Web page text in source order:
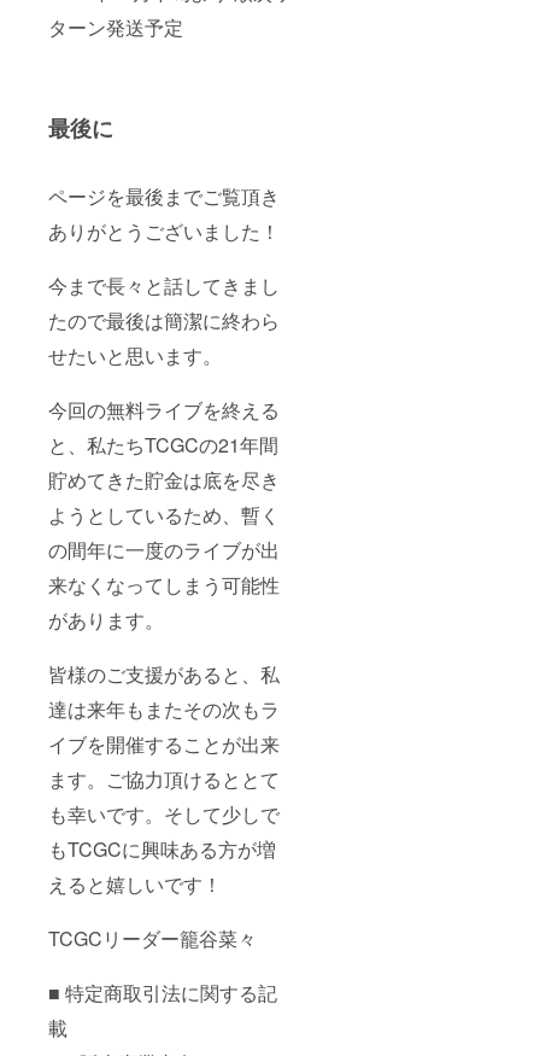
ターン発送予定
最後に
ページを最後までご覧頂き
ありがとうございました！
今まで長々と話してきまし
たので最後は簡潔に終わら
せたいと思います。
今回の無料ライブを終える
と、私たちTCGCの21年間
貯めてきた貯金は底を尽き
ようとしているため、暫く
の間年に一度のライブが出
来なくなってしまう可能性
があります。
皆様のご支援があると、私
達は来年もまたその次もラ
イブを開催することが出来
ます。ご協力頂けるととて
も幸いです。そして少しで
もTCGCに興味ある方が増
えると嬉しいです！
TCGCリーダー籠谷菜々
■ 特定商取引法に関する記
載